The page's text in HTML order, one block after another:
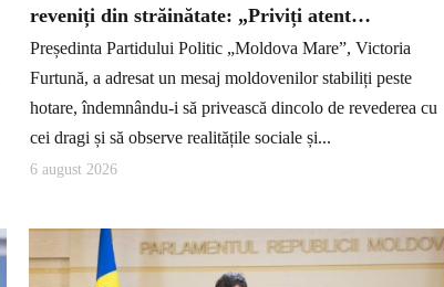
reveniți din străinătate: „Priviți atent…
Președinta Partidului Politic „Moldova Mare”, Victoria
Furtună, a adresat un mesaj moldovenilor stabiliți peste
hotare, îndemnându-i să privească dincolo de revederea cu
cei dragi și să observe realitățile sociale și...
6 august 2026